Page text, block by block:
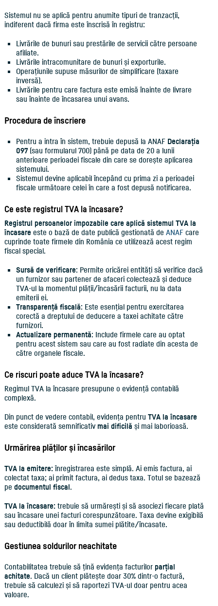
Sistemul nu se aplică pentru anumite tipuri de tranzacții,
indiferent dacă firma este înscrisă în registru:
Livrările de bunuri sau prestările de servicii către persoane
afiliate.
Livrările intracomunitare de bunuri și exporturile.
Operațiunile supuse măsurilor de simplificare (taxare
inversă).
Livrările pentru care factura este emisă înainte de livrare
sau înainte de încasarea unui avans.
Procedura de înscriere
Pentru a intra în sistem, trebuie depusă la ANAF Declarația
097(sau formularul 700) până pe data de 20 a lunii
anterioare perioadei fiscale din care se dorește aplicarea
sistemului.
Sistemul devine aplicabil începând cu prima zi a perioadei
fiscale următoare celei în care a fost depusă notificarea.
Ce este registrul TVA la încasare?
Registrul persoanelor impozabile care aplică sistemul TVA la
încasare este o bază de date publică gestionată de ANAFcare
cuprinde toate firmele din România ce utilizează acest regim
fiscal special.
Sursă de verificare: Permite oricărei entități să verifice dacă
un furnizor sau partener de afaceri colectează și deduce
TVA-ul la momentul plății/încasării facturii, nu la data
emiterii ei.
Transparență fiscală: Este esențial pentru exercitarea
corectă a dreptului de deducere a taxei achitate către
furnizori.
Actualizare permanentă: Include firmele care au optat
pentru acest sistem sau care au fost radiate din acesta de
către organele fiscale.
Ce riscuri poate aduce TVA la încasare?
Regimul TVA la încasare presupune o evidență contabilă
complexă.
Din punct de vedere contabil, evidența pentru TVA la încasare
este considerată semnificativ mai dificilă și mai laborioasă.
Urmărirea plăților și încasărilor
TVA la emitere:înregistrarea este simplă. Ai emis factura, ai
colectat taxa; ai primit factura, ai dedus taxa. Totul se bazează
pe documentul fiscal.
TVA la încasare:trebuie să urmărești și să asociezi fiecare plată
sau încasare unei facturi corespunzătoare. Taxa devine exigibilă
sau deductibilă doar în limita sumei plătite/încasate.
Gestiunea soldurilor neachitate
Contabilitatea trebuie să țină evidența facturilor parțial
achitate. Dacă un client plătește doar 30% dintr-o factură,
trebuie să calculezi și să raportezi TVA-ul doar pentru acea
valoare.